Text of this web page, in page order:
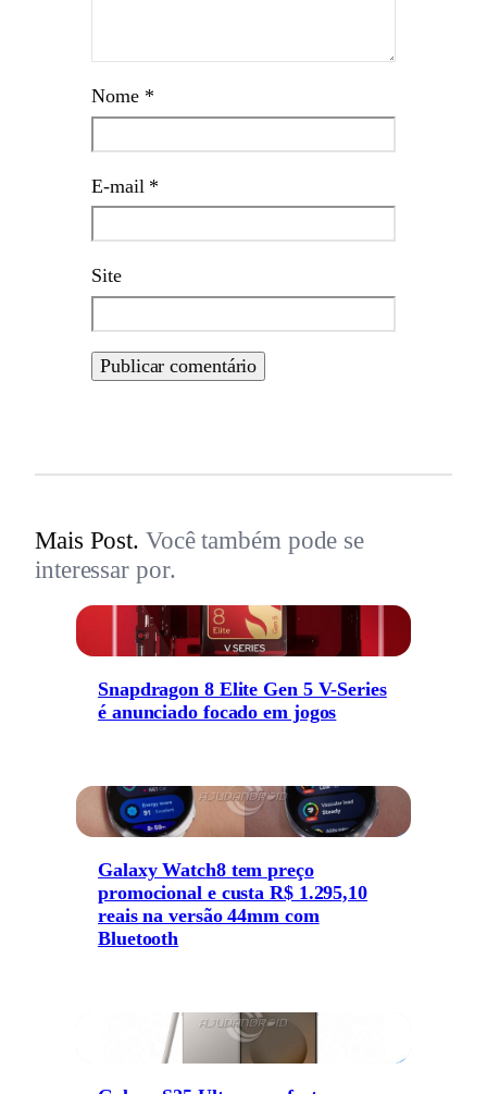
Nome *
E-mail *
Site
Mais Post. Você também pode se
interessar por.
Snapdragon 8 Elite Gen 5 V-Series
é anunciado focado em jogos
Galaxy Watch8 tem preço
promocional e custa R$ 1.295,10
reais na versão 44mm com
Bluetooth